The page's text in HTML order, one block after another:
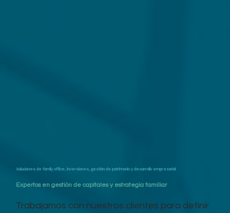
Soluciones de family office, inversiones, gestión de patrimonio y desarrollo empresarial
Expertos en gestión de capitales y estrategia familiar
Trabajamos con nuestros clientes para definir